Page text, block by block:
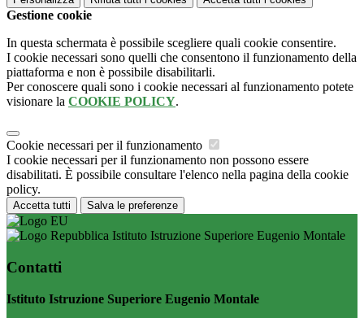
Gestione cookie
In questa schermata è possibile scegliere quali cookie consentire.
I cookie necessari sono quelli che consentono il funzionamento della
piattaforma e non è possibile disabilitarli.
Per conoscere quali sono i cookie necessari al funzionamento potete
visionare la COOKIE POLICY.
Cookie necessari per il funzionamento
I cookie necessari per il funzionamento non possono essere
disabilitati. È possibile consultare l'elenco nella pagina della cookie
policy.
Accetta tutti Salva le preferenze
Istituto Istruzione Superiore Eugenio Montale
Contatti
Istituto Istruzione Superiore Eugenio Montale